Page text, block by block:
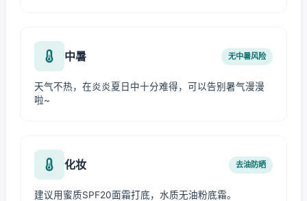
中暑 无中暑风险
天气不热，在炎炎夏日中十分难得，可以告别暑气漫漫
啦~
化妆 去油防晒
建议用蜜质SPF20面霜打底，水质无油粉底霜。